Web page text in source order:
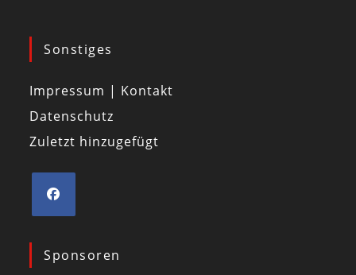
Sonstiges
Impressum | Kontakt
Datenschutz
Zuletzt hinzugefügt
Sponsoren